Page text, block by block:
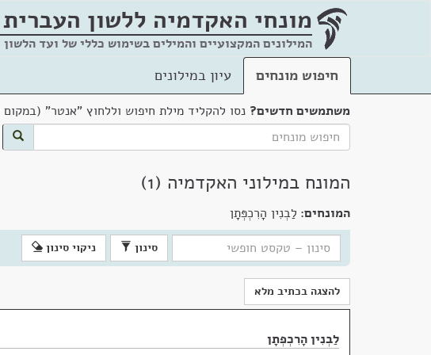
מונחי האקדמיה ללשון העברית
המילונים המקצועיים והמילים בשימוש כללי של ועד
חיפוש מונחים עיון במילונים
משתמשים חדשים? נסו להקליד מילת חיפוש וללחוץ "אנטר"
המונח במילוני האקדמיה (1)
המונחים: לַבְנִין הָרִכְפְּתָן
סינון ניקוי סינון
להצגה בכתיב מלא
לַבְנִין הָרִכְפְּתָן